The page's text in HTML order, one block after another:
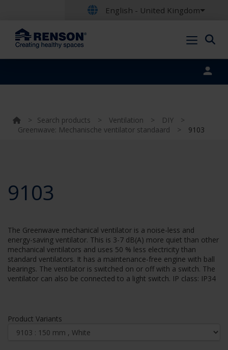
English - United Kingdom
> Search products > Ventilation > DIY
>
Greenwave: Mechanische ventilator standaard
> 9103
9103
The Greenwave mechanical ventilator is a noise-less and
energy-saving ventilator. This is 3-7 dB(A) more quiet than other
mechanical ventilators and uses 50 % less electricity than
standard ventilators. It has a maintenance-free engine with ball
bearings. The ventilator is switched on or off with a switch. The
ventilator can also be connected to a light switch. IP class: IP34
Product Variants